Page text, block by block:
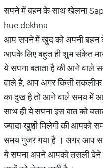
सपने में बहन के साथ खेलना
hue dekhna
आप सपने में खुद को अपनी बहन
आपके लिए बहुत ही शुभ संकेत
ये सपना बताता है की आने वाले
वाले है, आप अगर किसी तकलीफ
का दुख है तो आने वाले समय में
साथ ही ये सपना इस बात को
ज्यादा खुशी मिलेगी की आपको
समय गुजर गया है । अगर आप
ये सपना अपने आपको तसली देने